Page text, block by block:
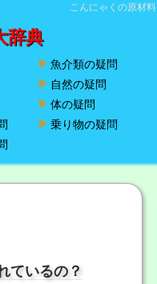
こんにゃくの原材料
辞典
魚介類の疑問
自然の疑問
体の疑問
乗り物の疑問
ているの？